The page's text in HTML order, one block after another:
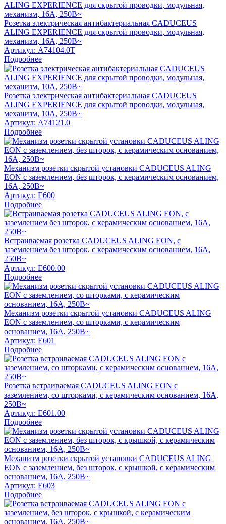
Розетка электрическая антибактериальная CADUCEUS
ALING EXPERIENCE для скрытой проводки, модульная,
механизм, 16А, 250В~
Артикул: A74104.0T
Подробнее
Розетка электрическая антибактериальная CADUCEUS
ALING EXPERIENCE для скрытой проводки, модульная,
механизм, 10А, 250В~
Артикул: A74121.0
Подробнее
Механизм розетки скрытой установки CADUCEUS ALING
EON с заземлением, без шторок, с керамическим основанием,
16А, 250В~
Артикул: E600
Подробнее
Встраиваемая розетка CADUCEUS ALING EON, с
заземлением без шторок, с керамическим основанием, 16А,
250В~
Артикул: E600.00
Подробнее
Механизм розетки скрытой установки CADUCEUS ALING
EON с заземлением, со шторками, с керамическим
основанием, 16А, 250В~
Артикул: E601
Подробнее
Розетка встраиваемая CADUCEUS ALING EON с
заземлением, со шторками, с керамическим основанием, 16А,
250В~
Артикул: E601.00
Подробнее
Механизм розетки скрытой установки CADUCEUS ALING
EON с заземлением, без шторок, с крышкой, с керамическим
основанием, 16А, 250В~
Артикул: E603
Подробнее